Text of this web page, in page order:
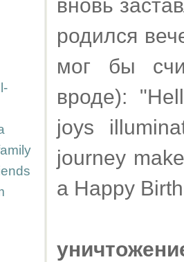
вновь
родился
мог бы
вроде):
joys
journey
a Happy